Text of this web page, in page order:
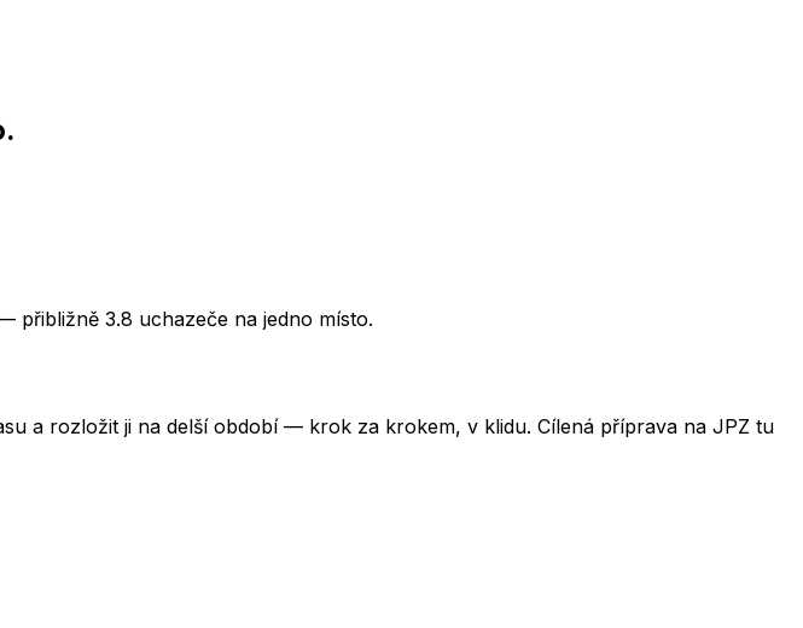
přibližně 3.8 uchazeče na jedno místo.
a rozložit ji na delší období — krok za krokem, v klidu. Cílená příprava na JPZ tu